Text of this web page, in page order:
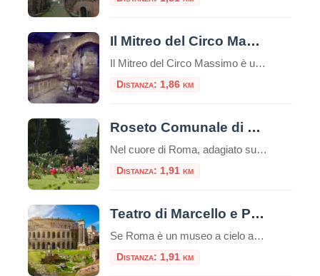
Il Mitreo del Circo Massimo
Il Mitreo del Circo Massimo è un sito archeologico situato a Roma, nei pressi del Circo Massimo, che rappresenta un antico santuario dedicato al culto di Mitra.Questo sito è una delle testimonianze più significative dell’antica religione del Mitraismo, una misteriosa religione orientale che si diffuse ampiamente nell’Impero Romano tra il I e il IV secolo […]
Distanza: 1,86 km
Roseto Comunale di Roma
Nel cuore di Roma, adagiato sulle dolci pendici del colle Aventino, si nasconde un gioiello di rara bellezza: il Roseto Comunale. Lontano dal trambusto del centro, questo incantevole giardino offre una vista mozzafiato che spazia dal Circo Massimo ai resti del Palatino, regalando un’esperienza sensoriale unica tra i profumi e i colori di oltre mille […]
Distanza: 1,91 km
Teatro di Marcello e Portico di Ottavia
Se Roma è un museo a cielo aperto, l’area che comprende il Teatro di Marcello e il Portico di Ottavia ne è senza dubbio il padiglione più incredibile. Situati nel cuore del Rione Sant’Angelo, a due passi dal Ghetto Ebraico, questi due monumenti non sono semplici rovine: sono la dimostrazione vivente di come la Città […]
Distanza: 1,91 km